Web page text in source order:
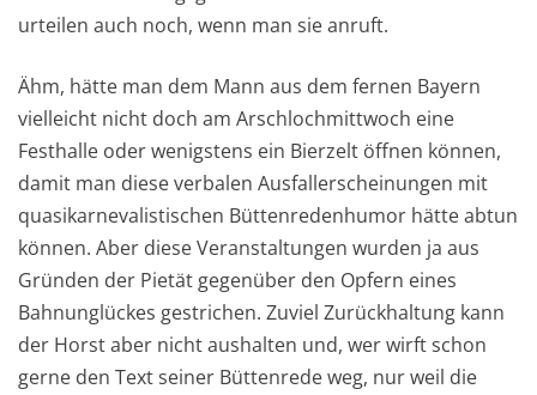
urteilen auch noch, wenn man sie anruft.
Ähm, hätte man dem Mann aus dem fernen Bayern
vielleicht nicht doch am Arschlochmittwoch eine
Festhalle oder wenigstens ein Bierzelt öffnen können,
damit man diese verbalen Ausfallerscheinungen mit
quasikarnevalistischen Büttenredenhumor hätte abtun
können. Aber diese Veranstaltungen wurden ja aus
Gründen der Pietät gegenüber den Opfern eines
Bahnunglückes gestrichen. Zuviel Zurückhaltung kann
der Horst aber nicht aushalten und, wer wirft schon
gerne den Text seiner Büttenrede weg, nur weil die